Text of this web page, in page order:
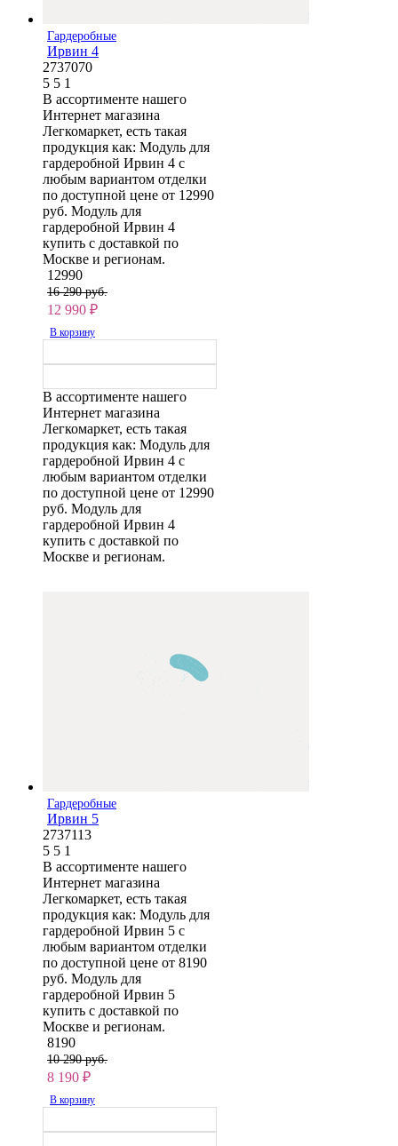
Гардеробные
Ирвин 4
2737070
5 5 1
В ассортименте нашего
Интернет магазина
Легкомаркет, есть такая
продукция как: Модуль для
гардеробной Ирвин 4 с
любым вариантом отделки
по доступной цене от 12990
руб. Модуль для
гардеробной Ирвин 4
купить с доставкой по
Москве и регионам.
12990
16 290 руб.
12 990 ₽
В корзину
В ассортименте нашего
Интернет магазина
Легкомаркет, есть такая
продукция как: Модуль для
гардеробной Ирвин 4 с
любым вариантом отделки
по доступной цене от 12990
руб. Модуль для
гардеробной Ирвин 4
купить с доставкой по
Москве и регионам.
Гардеробные
Ирвин 5
2737113
5 5 1
В ассортименте нашего
Интернет магазина
Легкомаркет, есть такая
продукция как: Модуль для
гардеробной Ирвин 5 с
любым вариантом отделки
по доступной цене от 8190
руб. Модуль для
гардеробной Ирвин 5
купить с доставкой по
Москве и регионам.
8190
10 290 руб.
8 190 ₽
В корзину